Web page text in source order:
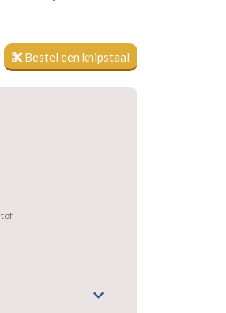
Bestel een knipstaal